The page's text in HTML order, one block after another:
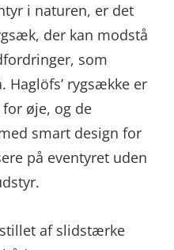
i naturen, er det
der kan modstå
som
Haglöfs’ rygsække er
øje, og de
smart design for
på eventyret uden
af slidstærke